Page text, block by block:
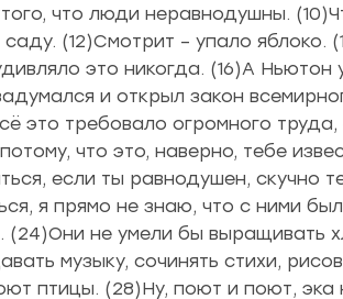
что люди неравнодушны.
(12)Смотрит – упало яблоко.
это никогда. (16)А
и открыл закон
это требовало огромного
что это, наверно, тебе
если ты равнодушен, скучно
я прямо не знаю, что с ними
(24)Они не умели бы выращивать
музыку, сочинять стихи,
птицы. (28)Ну, поют и поют, эка